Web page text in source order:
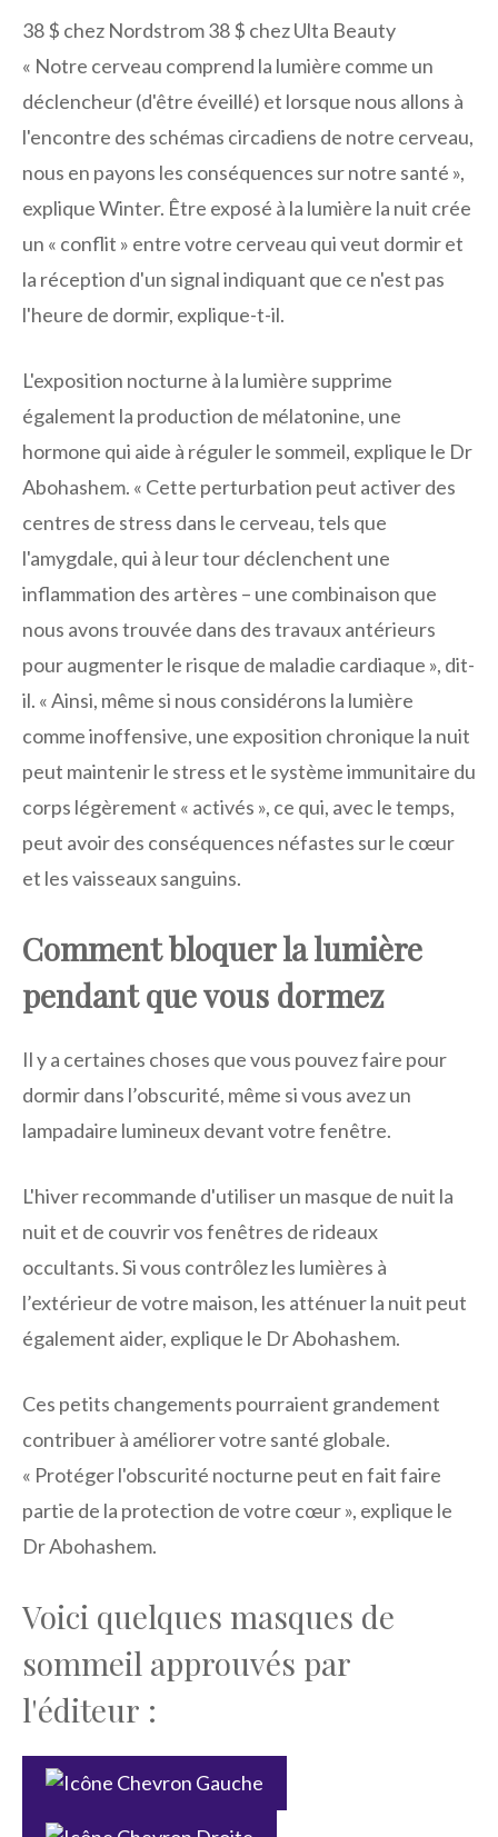
38 $ chez Nordstrom 38 $ chez Ulta Beauty
« Notre cerveau comprend la lumière comme un
déclencheur (d'être éveillé) et lorsque nous allons à
l'encontre des schémas circadiens de notre cerveau,
nous en payons les conséquences sur notre santé »,
explique Winter. Être exposé à la lumière la nuit crée
un « conflit » entre votre cerveau qui veut dormir et
la réception d'un signal indiquant que ce n'est pas
l'heure de dormir, explique-t-il.
L'exposition nocturne à la lumière supprime
également la production de mélatonine, une
hormone qui aide à réguler le sommeil, explique le Dr
Abohashem. « Cette perturbation peut activer des
centres de stress dans le cerveau, tels que
l'amygdale, qui à leur tour déclenchent une
inflammation des artères – une combinaison que
nous avons trouvée dans des travaux antérieurs
pour augmenter le risque de maladie cardiaque », dit-
il. « Ainsi, même si nous considérons la lumière
comme inoffensive, une exposition chronique la nuit
peut maintenir le stress et le système immunitaire du
corps légèrement « activés », ce qui, avec le temps,
peut avoir des conséquences néfastes sur le cœur
et les vaisseaux sanguins.
Comment bloquer la lumière
pendant que vous dormez
Il y a certaines choses que vous pouvez faire pour
dormir dans l’obscurité, même si vous avez un
lampadaire lumineux devant votre fenêtre.
L'hiver recommande d'utiliser un masque de nuit la
nuit et de couvrir vos fenêtres de rideaux
occultants. Si vous contrôlez les lumières à
l’extérieur de votre maison, les atténuer la nuit peut
également aider, explique le Dr Abohashem.
Ces petits changements pourraient grandement
contribuer à améliorer votre santé globale.
« Protéger l'obscurité nocturne peut en fait faire
partie de la protection de votre cœur », explique le
Dr Abohashem.
Voici quelques masques de
sommeil approuvés par
l'éditeur :